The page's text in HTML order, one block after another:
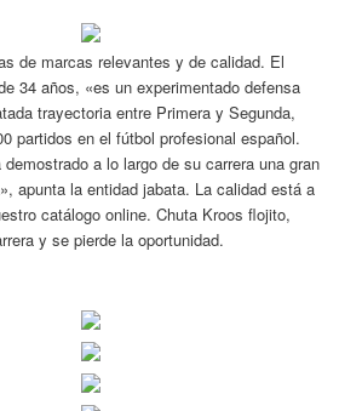
de marcas relevantes y de calidad. El
34 años, «es un experimentado defensa
trayectoria entre Primera y Segunda,
partidos en el fútbol profesional español.
a lo largo de su carrera una gran
apunta la entidad jabata. La calidad está a
catálogo online. Chuta Kroos flojito,
y se pierde la oportunidad.